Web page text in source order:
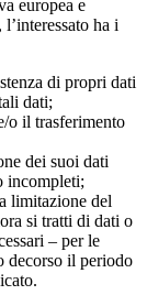
europea e
ha i
di propri dati
dati;
o il trasferimento
dei suoi dati
incompleti;
limitazione del
si tratti di dati o
– per le
decorso il periodo